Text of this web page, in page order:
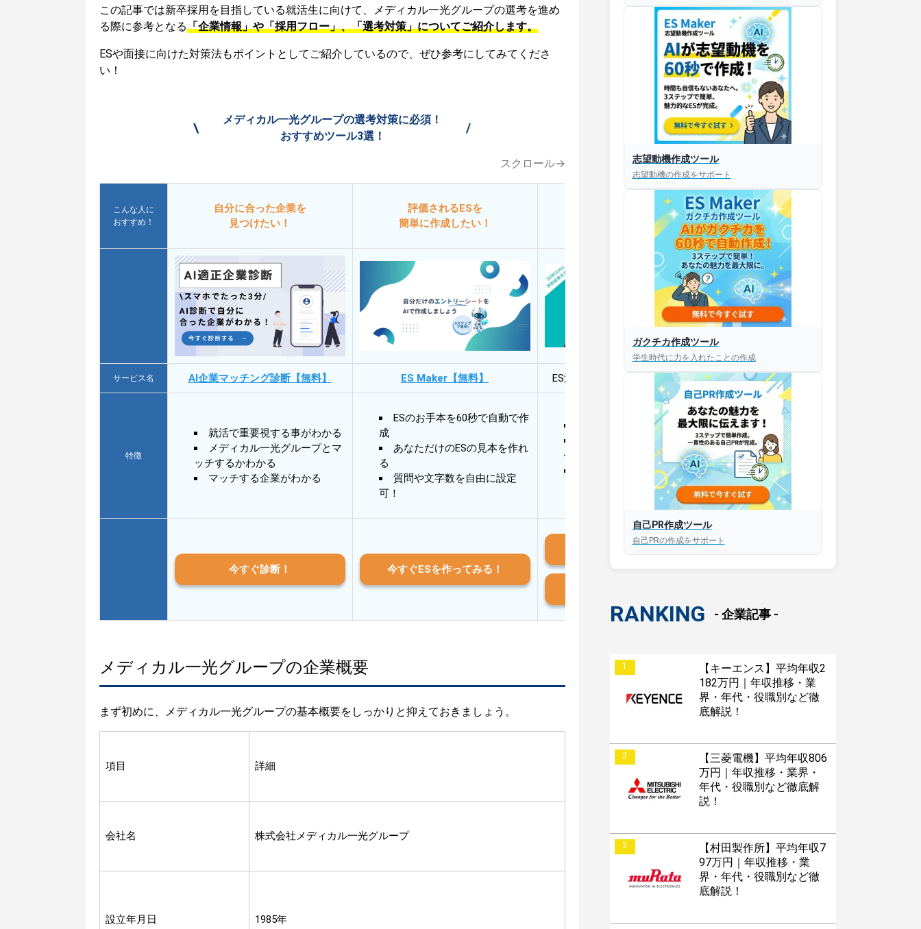
この記事では新卒採用を目指している就活生に向けて、メディカル一光グループの選考を進め
る際に参考となる「企業情報」や「採用フロー」、「選考対策」についてご紹介します。
ESや面接に向けた対策法もポイントとしてご紹介しているので、ぜひ参考にしてみてくださ
い！
\
メディカル一光グループの選考対策に必須！
おすすめツール3選！
/
スクロール→
こんな人に
おすすめ！
自分に合った企業を
見つけたい！
評価されるESを
簡単に作成したい！
添削してほしい！
サービス名 AI企業マッチング診断【無料】 ES Maker【無料】 ES添削・面接対策アプリ【無料】
特徴
就活で重要視する事がわかる
メディカル一光グループとマ
ッチするかわかる
マッチする企業がわかる
ESのお手本を60秒で自動で作
成
あなただけのESの見本を作れ
る
質問や文字数を自由に設定
可！
30秒以内にあなたのESを添削
30秒以内にあなただけのESを
作成
AIと対話して面接練習ができ
今すぐ診断！ 今すぐESを作ってみる！
iOS版はこちら
メディカル一光グループの企業概要
まず初めに、メディカル一光グループの基本概要をしっかりと抑えておきましょう。
項目 詳細
会社名 株式会社メディカル一光グループ
設立年月日 1985年
志望動機作成ツール
志望動機の作成をサポート
ガクチカ作成ツール
学生時代に力を入れたことの作成
自己PR作成ツール
自己PRの作成をサポート
RANKING - 企業記事 -
1
【キーエンス】平均年収2
182万円｜年収推移・業
界・年代・役職別など徹
底解説！
2
【三菱電機】平均年収806
万円｜年収推移・業界・
年代・役職別など徹底解
説！
3
【村田製作所】平均年収7
97万円｜年収推移・業
界・年代・役職別など徹
底解説！